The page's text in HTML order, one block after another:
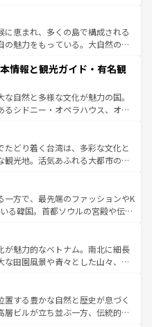
、ショッピング、エンターテイ
的なスポットだ。一方、アメリカ
、グランドキャニオンやイエロー
、音楽と美食が融合した独特の
リカの各地域で異なる魅力を楽
豊かな歴史を感じることができ
リップや列車の旅も、アメリカ
に恵まれ、多くの島で構成される
の魅力をもっている。大自然の神
、定番の観光地といえばオアフ
るならマウイ島やカウアイ島が
ーンに輝く海をはじめ、豊かな
る。「アロハスピリット」と呼ば
ードやハワイアンミュージッ
など、すべてがハワイの魅力を彩
しい発見と感動が待っているハ
情報と観光ガイド・有名観
自然と多様な文化が魅力の国。
るシドニー・オペラハウス、オー
そびえるウルル（エアーズロッ
い原生林やケアンズの熱帯雨林な
。また、カフェやワイン、オージ
実しており、サーフィンやダイ
、アウトドア好きにはたまらな
彩な魅力を存分に味わいつくそ
たどり着く台湾は、多彩な文化と
観光地。活気あふれる大都市の台
ある台湾東部など、都市の喧騒
ており、訪れる人に新しい発見と
。また、奥深い台湾の食文化も魅
ツなど、バラエティ豊かな料理
お、新着の台湾情報は コンテンツ一覧を参
一方で、最先端のファッションやK
る韓国。首都ソウルの宮殿や伝統
季折々の自然美を楽しむことが
や焼肉、絶品のストリートフード
理が待っている。夜には、韓国な
国の多彩な魅力を心ゆくまで味
みてほしい。 なお、新着の韓国情報はコンテンツ一
が魅力的なベトナム。南北に細長
な田園風景や青々とした山々、世
づく。ハノイの古い町並みやホ
治時代の建物も、独特の雰囲気を
バラエティの豊かさとおいしさで
置する豊かな自然と歴史が息づく
層ビルが立ち並ぶ一方、伝統的な